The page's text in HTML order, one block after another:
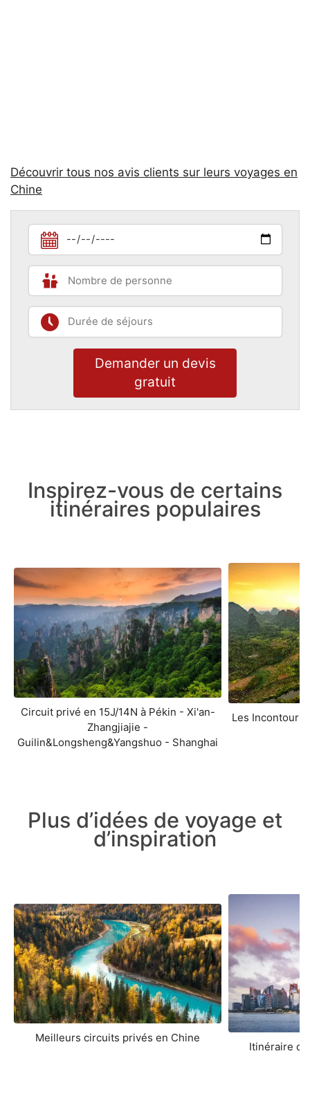
Découvrir tous nos avis clients sur leurs voyages en
Chine
Demander un devis
gratuit
Inspirez-vous de certains
itinéraires populaires
Circuit privé en 15J/14N à Pékin - Xi'an-
Zhangjiajie -
Guilin&Longsheng&Yangshuo - Shanghai
Les
Plus d’idées de voyage et
d’inspiration
Meilleurs circuits privés en Chine
Itinéraire